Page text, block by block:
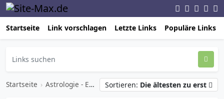
Startseite Link vorschlagen Letzte Links Populäre Links
Startseite › Astrologie - Esoterik - Hypnose › Esoterik
Sortieren: Die ältesten zu erst